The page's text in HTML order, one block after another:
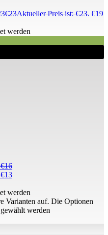
€23Aktueller Preis ist: €23. €19
werden
werden
Varianten auf. Die Optionen
werden